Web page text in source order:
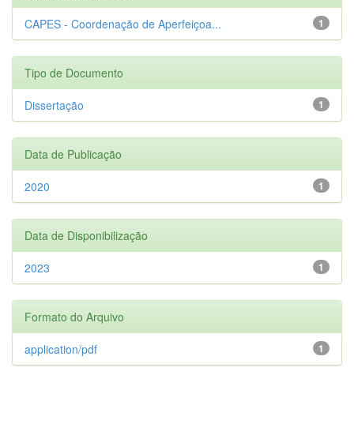
1
CAPES - Coordenação de Aperfeiçoa...
Tipo de Documento
1
Dissertação
Data de Publicação
1
2020
Data de Disponibilização
1
2023
Formato do Arquivo
1
application/pdf